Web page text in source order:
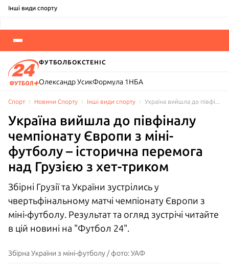
Інші види спорту
ФУТБОЛБОКСТЕНІС
Олександр УсикФормула 1 НБА
Спорт Новини Спорту Інші види спорту
Україна вийшла до півфіналу
чемпіонату Європи з міні-
футболу – історична перемога
над Грузією з хет-триком
Збірні Грузії та України зустрілись у
чвертьфінальному матчі чемпіонату Європи з
міні-футболу. Результат та огляд зустрічі читайте
в цій новині на "Футбол 24".
Збірна України з міні-футболу / фото: УАФ